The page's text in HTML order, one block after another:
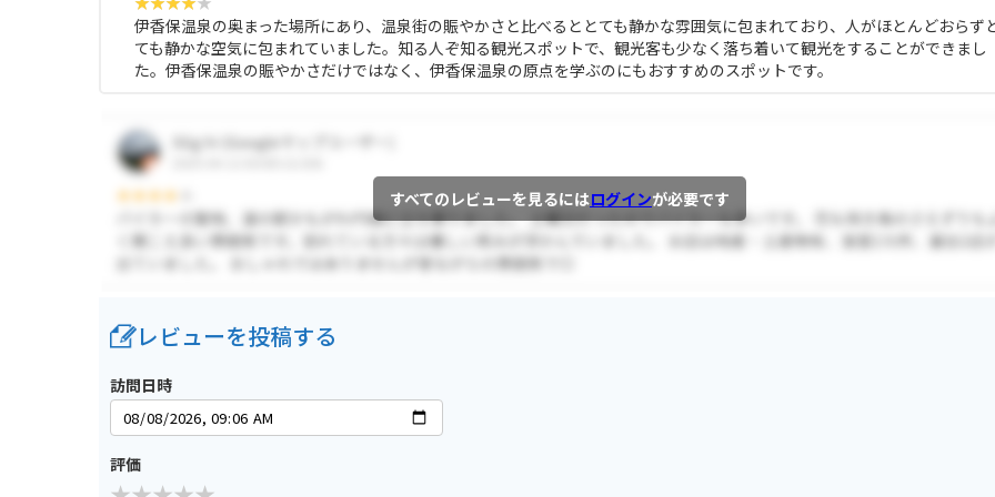
伊香保温泉の奥まった場所にあり、温泉街の賑やかさと比べるととても静かな雰囲気に包まれており、人がほとんどおらず
ても静かな空気に包まれていました。知る人ぞ知る観光スポットで、観光客も少なく落ち着いて観光をすることができまし
た。伊香保温泉の賑やかさだけではなく、伊香保温泉の原点を学ぶのにもおすすめのスポットです。
すべてのレビューを見るにはログインが必要です
レビューを投稿する
訪問日時
評価